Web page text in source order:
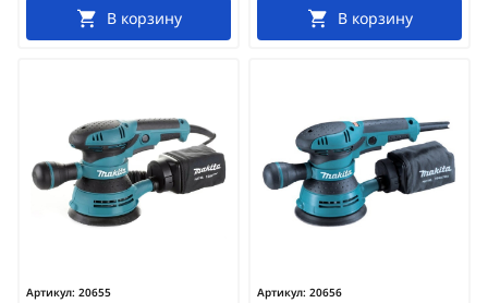
В корзину В корзину
Артикул: 20655
Артикул: 20656